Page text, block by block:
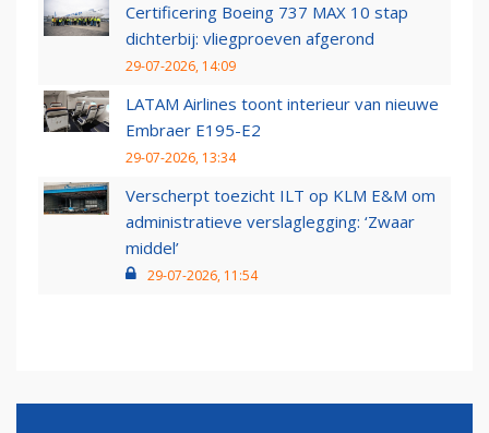
Certificering Boeing 737 MAX 10 stap
dichterbij: vliegproeven afgerond
29-07-2026, 14:09
LATAM Airlines toont interieur van nieuwe
Embraer E195-E2
29-07-2026, 13:34
Verscherpt toezicht ILT op KLM E&M om
administratieve verslaglegging: ‘Zwaar
middel’
29-07-2026, 11:54